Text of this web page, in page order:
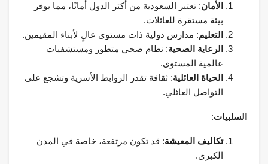
الأمان: تعتبر السعودية من أكثر الدول أمانًا، مما يوفر
بيئة مستقرة للعائلات.
التعليم: مدارس دولية ذات مستوى عالٍ لأبناء المقيمين.
الرعاية الصحية: نظام صحي متطور ومستشفيات
عالمية المستوى.
الحياة العائلية: ثقافة تقدر الروابط الأسرية وتشجع على
التواصل العائلي.
السلبيات:
تكاليف المعيشة: قد تكون مرتفعة، خاصة في المدن
الكبرى.